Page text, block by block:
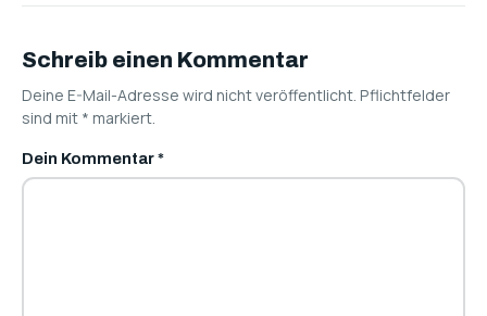
Schreib einen Kommentar
Deine E-Mail-Adresse wird nicht veröffentlicht. Pflichtfelder
sind mit * markiert.
Dein Kommentar*